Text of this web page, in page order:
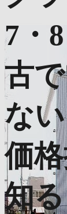
7・8
古
な
価
知